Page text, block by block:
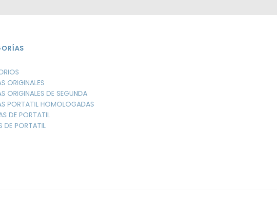
ORIGINALES
ORIGINALES DE SEGUNDA
PORTATIL HOMOLOGADAS
DE PORTATIL
DE PORTATIL